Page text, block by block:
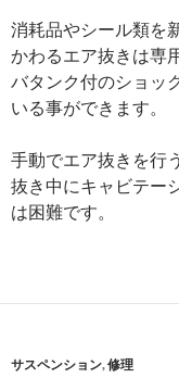
消耗品やシール類を
かわるエア抜きは専
バタンク付のショッ
いる事ができます。
手動でエア抜きを行
抜き中にキャビテー
は困難です。
サスペンション,修理